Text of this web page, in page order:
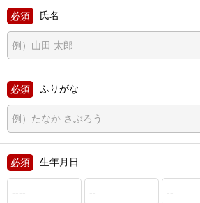
氏名
ふりがな
生年月日